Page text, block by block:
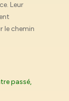
Leur
le chemin
passé,